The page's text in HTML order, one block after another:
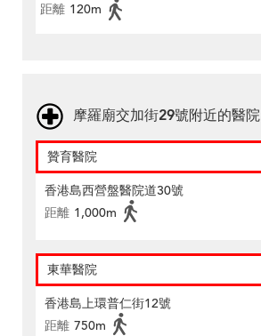
距離 120m
摩羅廟交加街29號附近的醫院
贊育醫院
香港島西營盤醫院道30號
距離 1,000m
東華醫院
香港島上環普仁街12號
距離 750m